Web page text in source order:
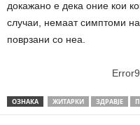
докажано е дека оние кои
случаи, немаат симптоми
поврзани со неа.
Error9
ОЗНАКА ЖИТАРКИ ЗДРАВЈЕ